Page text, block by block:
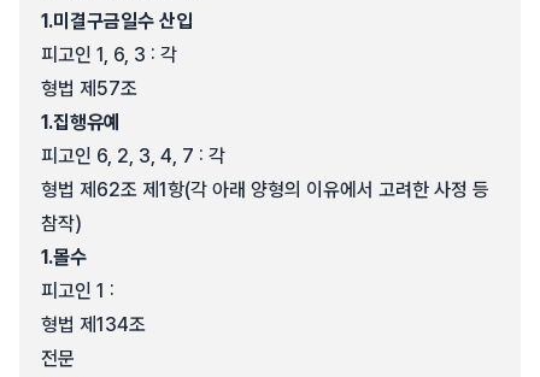
1.미결구금일수 산입
피고인 1, 6, 3 : 각
형법 제57조
1.집행유예
피고인 6, 2, 3, 4, 7 : 각
형법 제62조 제1항(각 아래 양형의 이유에서 고려한 사정 등
참작)
1.몰수
피고인 1 :
형법 제134조
전문